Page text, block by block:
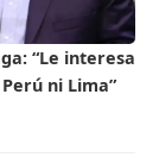
“Le interesa
ni Lima”